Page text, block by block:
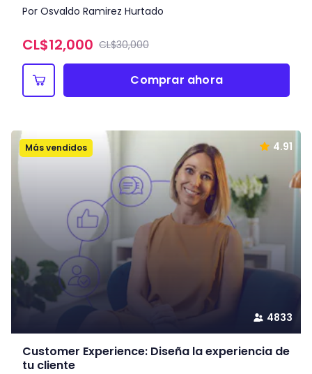
Por Osvaldo Ramirez Hurtado
CL$12,000 CL$30,000
Comprar ahora
Más vendidos
4833
4.91
Customer Experience: Diseña la experiencia de
tu cliente